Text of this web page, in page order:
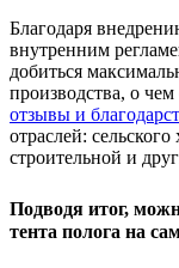
Благодаря
внутренним
добиться
производства, о
отзывы и
отраслей:
строительной и
Подводя итог,
тента полога на